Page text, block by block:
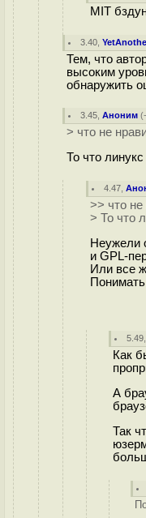
MIT
3.40 ,
Тем, что
высоким
обнаружить
3.45 ,Аноним (
> что не
То что
4.47 ,
>> что не
> То что
Неужели
и GPL-
Или все
5.49
Как
А
Так